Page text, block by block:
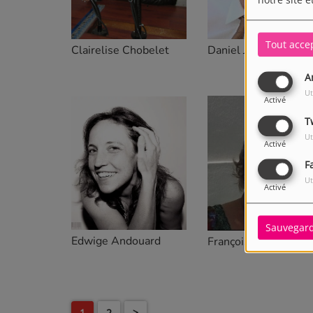
Tout
Activé
Activé
Activé
Clairelise Chobelet Daniel Jachet
Edwige Andouard Françoise